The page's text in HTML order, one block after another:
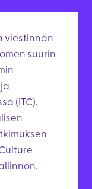
viestinnän
suurin
(ITC).